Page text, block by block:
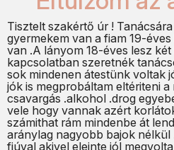
Tisztelt szakértő úr !
gyermekem van a fiam 19-
van .A lányom 18-éves lesz
kapcsolatban szeretnék
sok mindenen átestünk voltak
jók is megprobáltam eltériteni
csavargás .alkohol .drog
vele hogy vannak azért
számithat rám mindenbe át
aránylag nagyobb bajok nélkül
fiúval akivel eleinte jól